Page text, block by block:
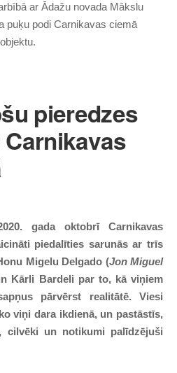
ar Ādažu novada Mākslu
puķu podi Carnikavas ciemā
pieredzes
gada oktobrī
Carnikavas
piedalīties sarunās ar trīs
Migelu Delgado (Jon Miguel
Kārli Bardeli par to, kā viņiem
pārvērst realitātē. Viesi
viņi dara ikdienā, un pastāstīs,
cilvēki un notikumi palīdzējuši